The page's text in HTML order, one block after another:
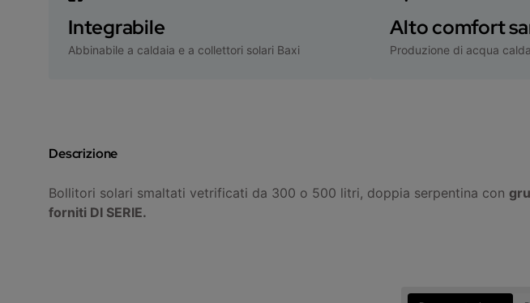
Integrabile
Abbinabile a caldaia e a collettori solari Baxi
Alto comfort
Produzione di acqua
Descrizione
Bollitori solari smaltati vetrificati da 300 o 500 litri, doppia serpentina con
forniti DI SERIE.